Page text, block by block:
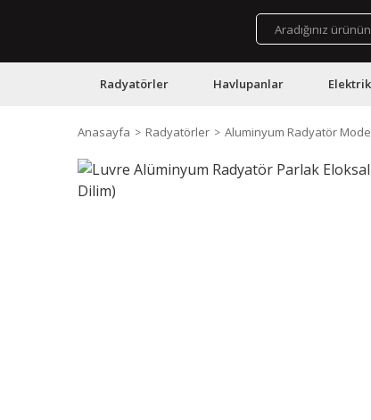
Radyatörler Havlupanlar
Anasayfa Radyatörler Aluminyum Radyatör